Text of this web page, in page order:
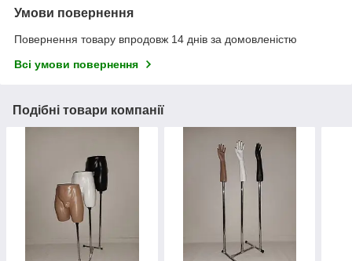
Умови повернення
Повернення товару впродовж 14 днів за домовленістю
Всі умови повернення
Подібні товари компанії